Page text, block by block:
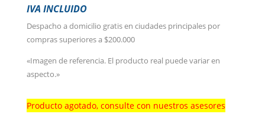
IVA INCLUIDO
Despacho a domicilio gratis en ciudades principales por
compras superiores a $200.000
«Imagen de referencia. El producto real puede variar en
aspecto.»
Producto agotado, consulte con nuestros asesores